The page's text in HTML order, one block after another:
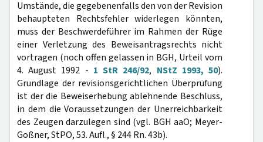
Umstände, die gegebenenfalls den von der Revision
behaupteten Rechtsfehler widerlegen könnten,
muss der Beschwerdeführer im Rahmen der Rüge
einer Verletzung des Beweisantragsrechts nicht
vortragen (noch offen gelassen in BGH, Urteil vom
4. August 1992 - 1 StR 246/92, NStZ 1993, 50).
Grundlage der revisionsgerichtlichen Überprüfung
ist der die Beweiserhebung ablehnende Beschluss,
in dem die Voraussetzungen der Unerreichbarkeit
des Zeugen darzulegen sind (vgl. BGH aaO; Meyer-
Goßner, StPO, 53. Aufl., § 244 Rn. 43b).